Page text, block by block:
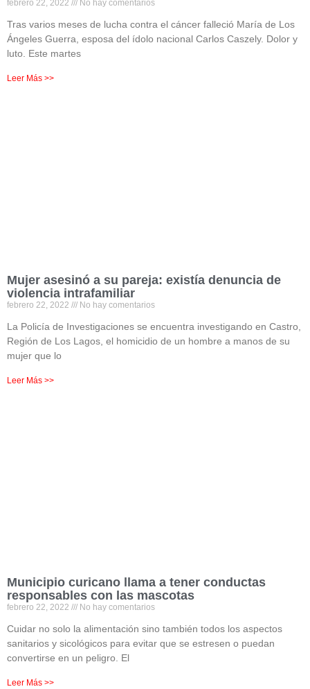
febrero 22, 2022 No hay comentarios
Tras varios meses de lucha contra el cáncer falleció María de Los
Ángeles Guerra, esposa del ídolo nacional Carlos Caszely. Dolor y
luto. Este martes
Leer Más >>
Mujer asesinó a su pareja: existía denuncia de
violencia intrafamiliar
febrero 22, 2022 No hay comentarios
La Policía de Investigaciones se encuentra investigando en Castro,
Región de Los Lagos, el homicidio de un hombre a manos de su
mujer que lo
Leer Más >>
Municipio curicano llama a tener conductas
responsables con las mascotas
febrero 22, 2022 No hay comentarios
Cuidar no solo la alimentación sino también todos los aspectos
sanitarios y sicológicos para evitar que se estresen o puedan
convertirse en un peligro. El
Leer Más >>